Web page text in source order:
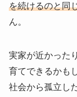
を続けるのと同
ん。
実家が近かった
育てできるかも
社会から孤立し